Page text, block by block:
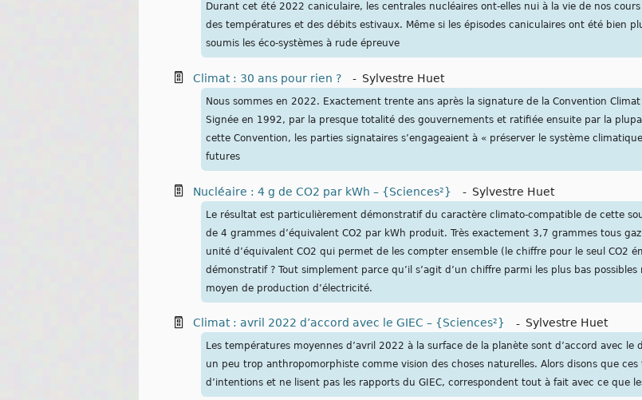
Durant cet été 2022 caniculaire, les centrales nucléaires ont-elles nui à la vie de nos
des températures et des débits estivaux. Même si les épisodes caniculaires ont été bien
soumis les éco-systèmes à rude épreuve
Climat : 30 ans pour rien ? - Sylvestre Huet
Nous sommes en 2022. Exactement trente ans après la signature de la Convention Climat
Signée en 1992, par la presque totalité des gouvernements et ratifiée ensuite par la
cette Convention, les parties signataires s’engageaient à « préserver le système
futures
Nucléaire : 4 g de CO2 par kWh – {Sciences²} - Sylvestre Huet
Le résultat est particulièrement démonstratif du caractère climato-compatible de cette
de 4 grammes d’équivalent CO2 par kWh produit. Très exactement 3,7 grammes tous
unité d’équivalent CO2 qui permet de les compter ensemble (le chiffre pour le seul CO2
démonstratif ? Tout simplement parce qu’il s’agit d’un chiffre parmi les plus bas
moyen de production d’électricité.
Climat : avril 2022 d’accord avec le GIEC – {Sciences²} - Sylvestre Huet
Les températures moyennes d’avril 2022 à la surface de la planète sont d’accord avec le
un peu trop anthropomorphiste comme vision des choses naturelles. Alors disons que
d’intentions et ne lisent pas les rapports du GIEC, correspondent tout à fait avec ce que